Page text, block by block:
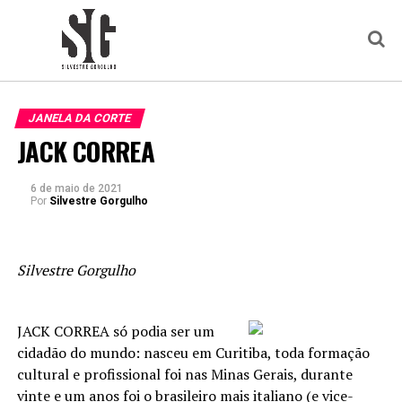
JANELA DA CORTE
JACK CORREA
6 de maio de 2021
Por Silvestre Gorgulho
Silvestre Gorgulho
JACK CORREA só podia ser um
cidadão do mundo: nasceu em Curitiba, toda formação
cultural e profissional foi nas Minas Gerais, durante
vinte e um anos foi o brasileiro mais italiano (e vice-